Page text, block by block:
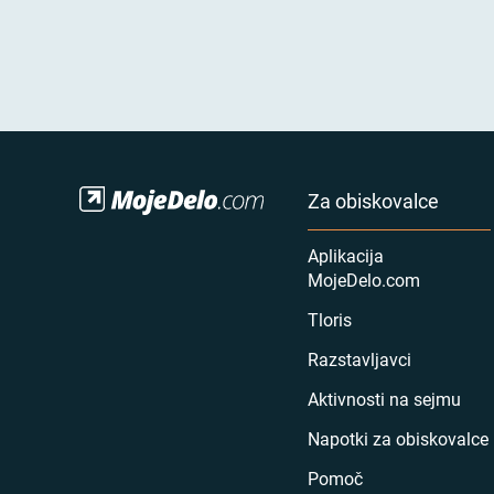
Za obiskovalce
Aplikacija
MojeDelo.com
Tloris
Razstavljavci
Aktivnosti na sejmu
Napotki za obiskovalce
Pomoč